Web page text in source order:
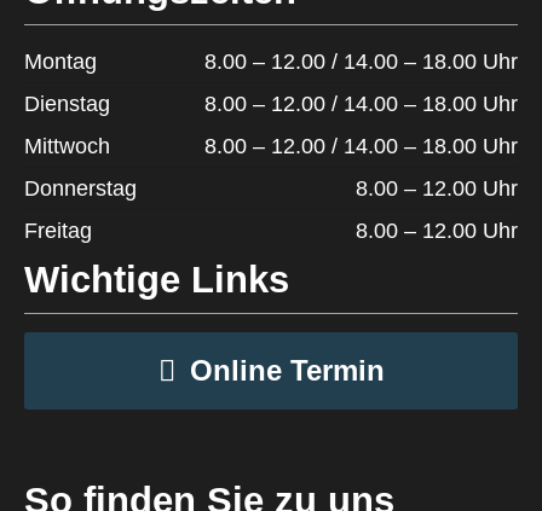
Montag
8.00 – 12.00 / 14.00 – 18.00 Uhr
Dienstag
8.00 – 12.00 / 14.00 – 18.00 Uhr
Mittwoch
8.00 – 12.00 / 14.00 – 18.00 Uhr
Donnerstag
8.00 – 12.00 Uhr
Freitag
8.00 – 12.00 Uhr
Wichtige Links
Online Termin
So finden Sie zu uns